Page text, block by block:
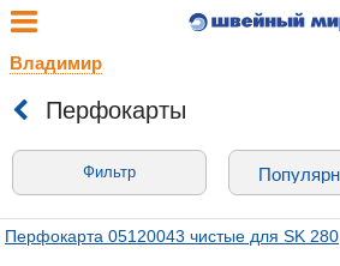
Владимир
Перфокарты
Фильтр
Перфокарта 05120043 чистые для SK 280